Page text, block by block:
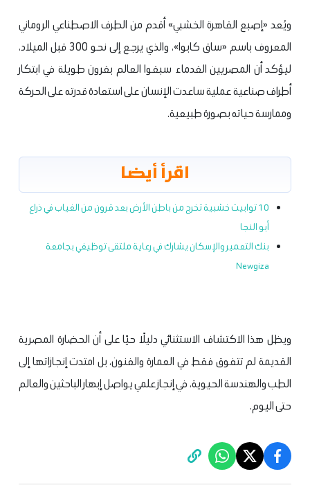
ويُعد «إصبع القاهرة الخشبي» أقدم من الطرف الاصطناعي الروماني
المعروف باسم «ساق كابوا»، والذي يرجع إلى نحو 300 قبل الميلاد،
ليؤكد أن المصريين القدماء سبقوا العالم بقرون طويلة في ابتكار
أطراف صناعية عملية ساعدت الإنسان على استعادة قدرته على الحركة
وممارسة حياته بصورة طبيعية.
اقرأ أيضا
10 توابيت خشبية تخرج من باطن الأرض بعد قرون من الغياب في ذراع
أبو النجا
بنك التعمير والإسكان يشارك في رعاية ملتقى توظيفي بجامعة
Newgiza
ويظل هذا الاكتشاف الاستثنائي دليلًا حيًا على أن الحضارة المصرية
القديمة لم تتفوق فقط في العمارة والفنون، بل امتدت إنجازاتها إلى
الطب والهندسة الحيوية، في إنجاز علمي يواصل إبهار الباحثين والعالم
حتى اليوم.